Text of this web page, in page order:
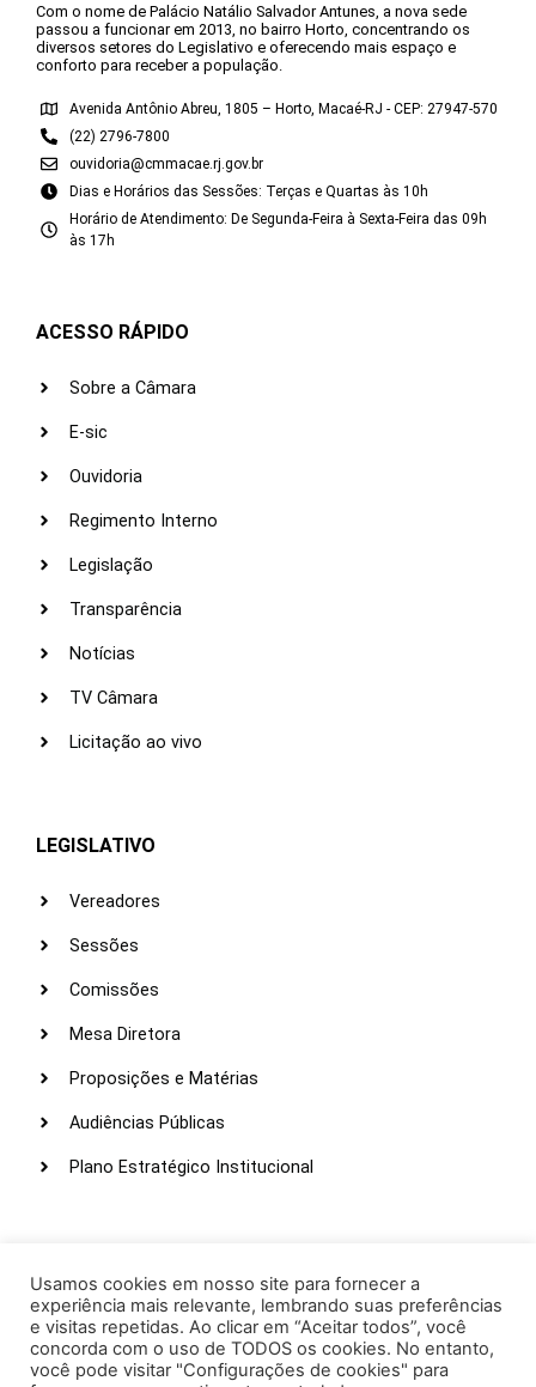
Com o nome de Palácio Natálio Salvador Antunes, a nova sede
passou a funcionar em 2013, no bairro Horto, concentrando os
diversos setores do Legislativo e oferecendo mais espaço e
conforto para receber a população.
Avenida Antônio Abreu, 1805 – Horto, Macaé-RJ - CEP: 27947-570
(22) 2796-7800
ouvidoria@cmmacae.rj.gov.br
Dias e Horários das Sessões: Terças e Quartas às 10h
Horário de Atendimento: De Segunda-Feira à Sexta-Feira das 09h
às 17h
ACESSO RÁPIDO
Sobre a Câmara
E-sic
Ouvidoria
Regimento Interno
Legislação
Transparência
Notícias
TV Câmara
Licitação ao vivo
LEGISLATIVO
Vereadores
Sessões
Comissões
Mesa Diretora
Proposições e Matérias
Audiências Públicas
Plano Estratégico Institucional
Webmail
Intranet
Administração
Usamos cookies em nosso site para fornecer a
experiência mais relevante, lembrando suas preferências
e visitas repetidas. Ao clicar em “Aceitar todos”, você
concorda com o uso de TODOS os cookies. No entanto,
você pode visitar "Configurações de cookies" para